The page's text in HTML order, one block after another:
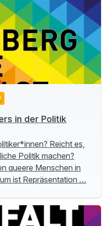
in der Politik
Reicht es,
Politik machen?
queere Menschen in
ist Repräsentation …